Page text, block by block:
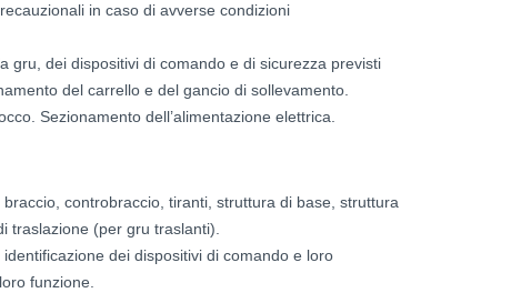
in caso di avverse condizioni
gru, dei dispositivi di comando e di sicurezza previsti
del carrello e del gancio di sollevamento.
Sezionamento dell’alimentazione elettrica.
controbraccio, tiranti, struttura di base, struttura
traslazione (per gru traslanti).
dei dispositivi di comando e loro
funzione.